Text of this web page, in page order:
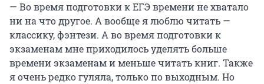
— Во время подготовки к ЕГЭ времени не хватало
ни на что другое. А вообще я люблю читать —
классику, фэнтези. А во время подготовки к
экзаменам мне приходилось уделять больше
времени экзаменам и меньше читать книг. Также
я очень редко гуляла, только по выходным. Но